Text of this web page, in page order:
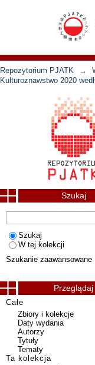
Repozytorium PJATK →
Kulturoznawstwo 2020
Szukaj
Szukaj
W tej kolekcji
Szukanie zaawansowane
Przeglądaj
Całe
Zbiory i kolekcje
Daty wydania
Autorzy
Tytuły
Tematy
Ta kolekcja